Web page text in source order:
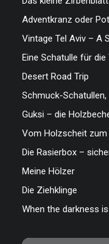
Adventkranz oder
Vintage Tel Aviv – A
Eine Schatulle für
Desert Road Trip
Schmuck-
Guksi – die
Vom Holzscheit
Die Rasierbox –
Meine Hölzer
Die Ziehklinge
When the darkness